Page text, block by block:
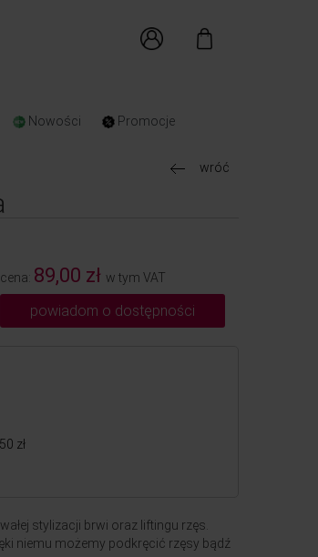
Nowości Promocje
wróć
cena: 89,00 zł w tym VAT
powiadom o dostępności
zł
stylizacji brwi oraz liftingu rzęs.
niemu możemy podkręcić rzęsy bądź